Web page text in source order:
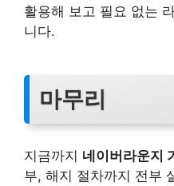
활용해 보고 필요 없는
니다.
마무리
지금까지 네이버라운지
부, 해지 절차까지 전부